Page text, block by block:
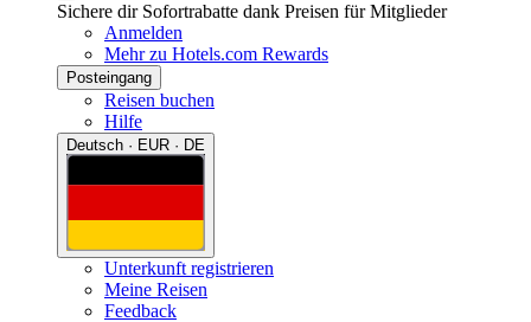
Sichere dir Sofortrabatte dank Preisen für Mitglieder
Anmelden
Mehr zu Hotels.com Rewards
Posteingang
Reisen buchen
Hilfe
Deutsch · EUR · DE
Unterkunft registrieren
Meine Reisen
Feedback